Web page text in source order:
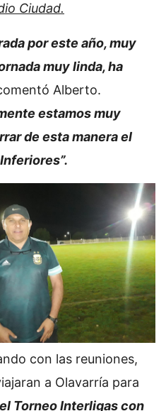
Ciudad.
por este año, muy
muy linda, ha
Alberto.
estamos muy
de esta manera el
con las reuniones,
a Olavarría para
Torneo Interligas con